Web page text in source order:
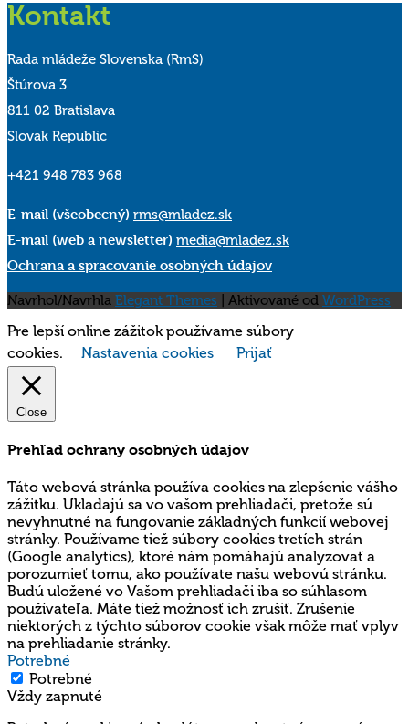
Kontakt
Rada mládeže Slovenska (RmS)
Štúrova 3
811 02 Bratislava
Slovak Republic
+421 948 783 968
E-mail (všeobecný) rms@mladez.sk
E-mail (web a newsletter) media@mladez.sk
Ochrana a spracovanie osobných údajov
Navrhol/Navrhla Elegant Themes | Aktivované od WordPress
Pre lepší online zážitok používame súbory
cookies.
Nastavenia cookies Prijať
Close
Prehľad ochrany osobných údajov
Táto webová stránka používa cookies na zlepšenie vášho
zážitku. Ukladajú sa vo vašom prehliadači, pretože sú
nevyhnutné na fungovanie základných funkcií webovej
stránky. Používame tiež súbory cookies tretích strán
(Google analytics), ktoré nám pomáhajú analyzovať a
porozumieť tomu, ako používate našu webovú stránku.
Budú uložené vo Vašom prehliadači iba so súhlasom
používateľa. Máte tiež možnosť ich zrušiť. Zrušenie
niektorých z týchto súborov cookie však môže mať vplyv
na prehliadanie stránky.
Potrebné
Potrebné
Vždy zapnuté